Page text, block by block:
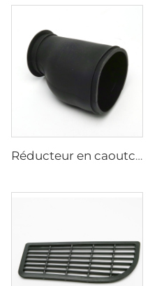
Réducteur en caoutchouc pour sortie d'air T5/T6